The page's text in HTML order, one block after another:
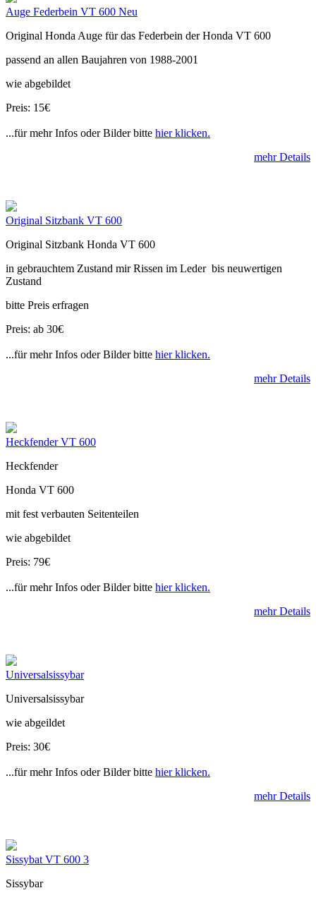
Auge Federbein VT 600 Neu
Original Honda Auge für das Federbein der Honda VT 600
passend an allen Baujahren von 1988-2001
wie abgebildet
Preis: 15€
...für mehr Infos oder Bilder bitte hier klicken.
mehr Details
Original Sitzbank VT 600
Original Sitzbank Honda VT 600
in gebrauchtem Zustand mir Rissen im Leder bis neuwertigen
Zustand
bitte Preis erfragen
Preis: ab 30€
...für mehr Infos oder Bilder bitte hier klicken.
mehr Details
Heckfender VT 600
Heckfender
Honda VT 600
mit fest verbauten Seitenteilen
wie abgebildet
Preis: 79€
...für mehr Infos oder Bilder bitte hier klicken.
mehr Details
Universalsissybar
Universalsissybar
wie abgeildet
Preis: 30€
...für mehr Infos oder Bilder bitte hier klicken.
mehr Details
Sissybat VT 600 3
Sissybar